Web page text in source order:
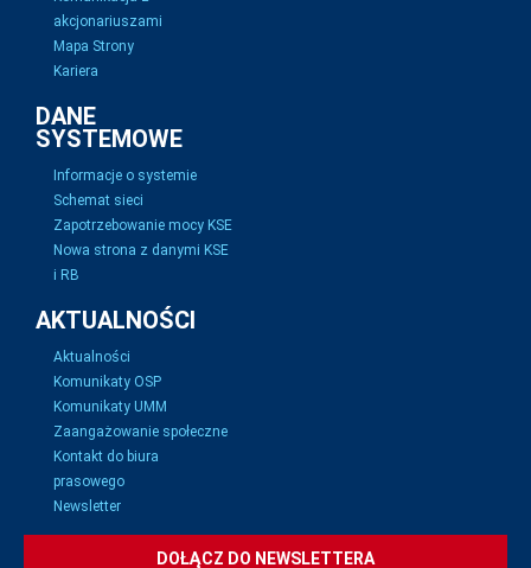
akcjonariuszami
Mapa Strony
Kariera
DANE
SYSTEMOWE
Informacje o systemie
Schemat sieci
Zapotrzebowanie mocy KSE
Nowa strona z danymi KSE
i RB
AKTUALNOŚCI
Aktualności
Komunikaty OSP
Komunikaty UMM
Zaangażowanie społeczne
Kontakt do biura
prasowego
Newsletter
DOŁĄCZ DO NEWSLETTERA